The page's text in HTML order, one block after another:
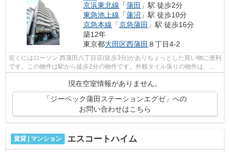
京浜東北線 「蒲田 」駅 徒歩2分
東急池上線 「蓮沼 」駅 徒歩10分
京急本線 「京急蒲田 」駅 徒歩16分
築12年
東京都大田区西蒲田 ８丁目4-2
近くにはローソン 西蒲田八丁目店(徒歩3分)がありちょっとした買い物に便利
です。この物件は駅から徒歩2分の物件です。外観タイル張りの物件は、素
現在空室情報がありません。
「ジーベック蒲田ステーションエグゼ」への
お問い合わせはこちら
賃貸 | マンション エスコートハイム